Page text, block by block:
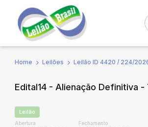
Busca por palavra-chave
Home Leilões Leilão ID 4420 / 224/
Edital14 - Alienação Definitiva
Leilão
Abertura Fechamento